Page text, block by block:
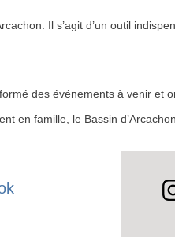
INSCRIPTION
Il s’agit d’un outil
des événements à venir et
en famille, le Bassin